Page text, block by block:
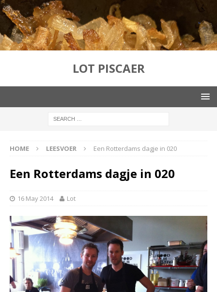
LOT PISCAER
HOME LEESVOER Een Rotterdams dagje in 020
Een Rotterdams dagje in 020
16 May 2014 Lot